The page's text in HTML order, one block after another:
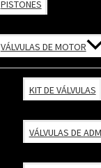
PISTONES
VÁLVULAS DE MOTOR
KIT DE VÁLVULAS
VÁLVULAS DE